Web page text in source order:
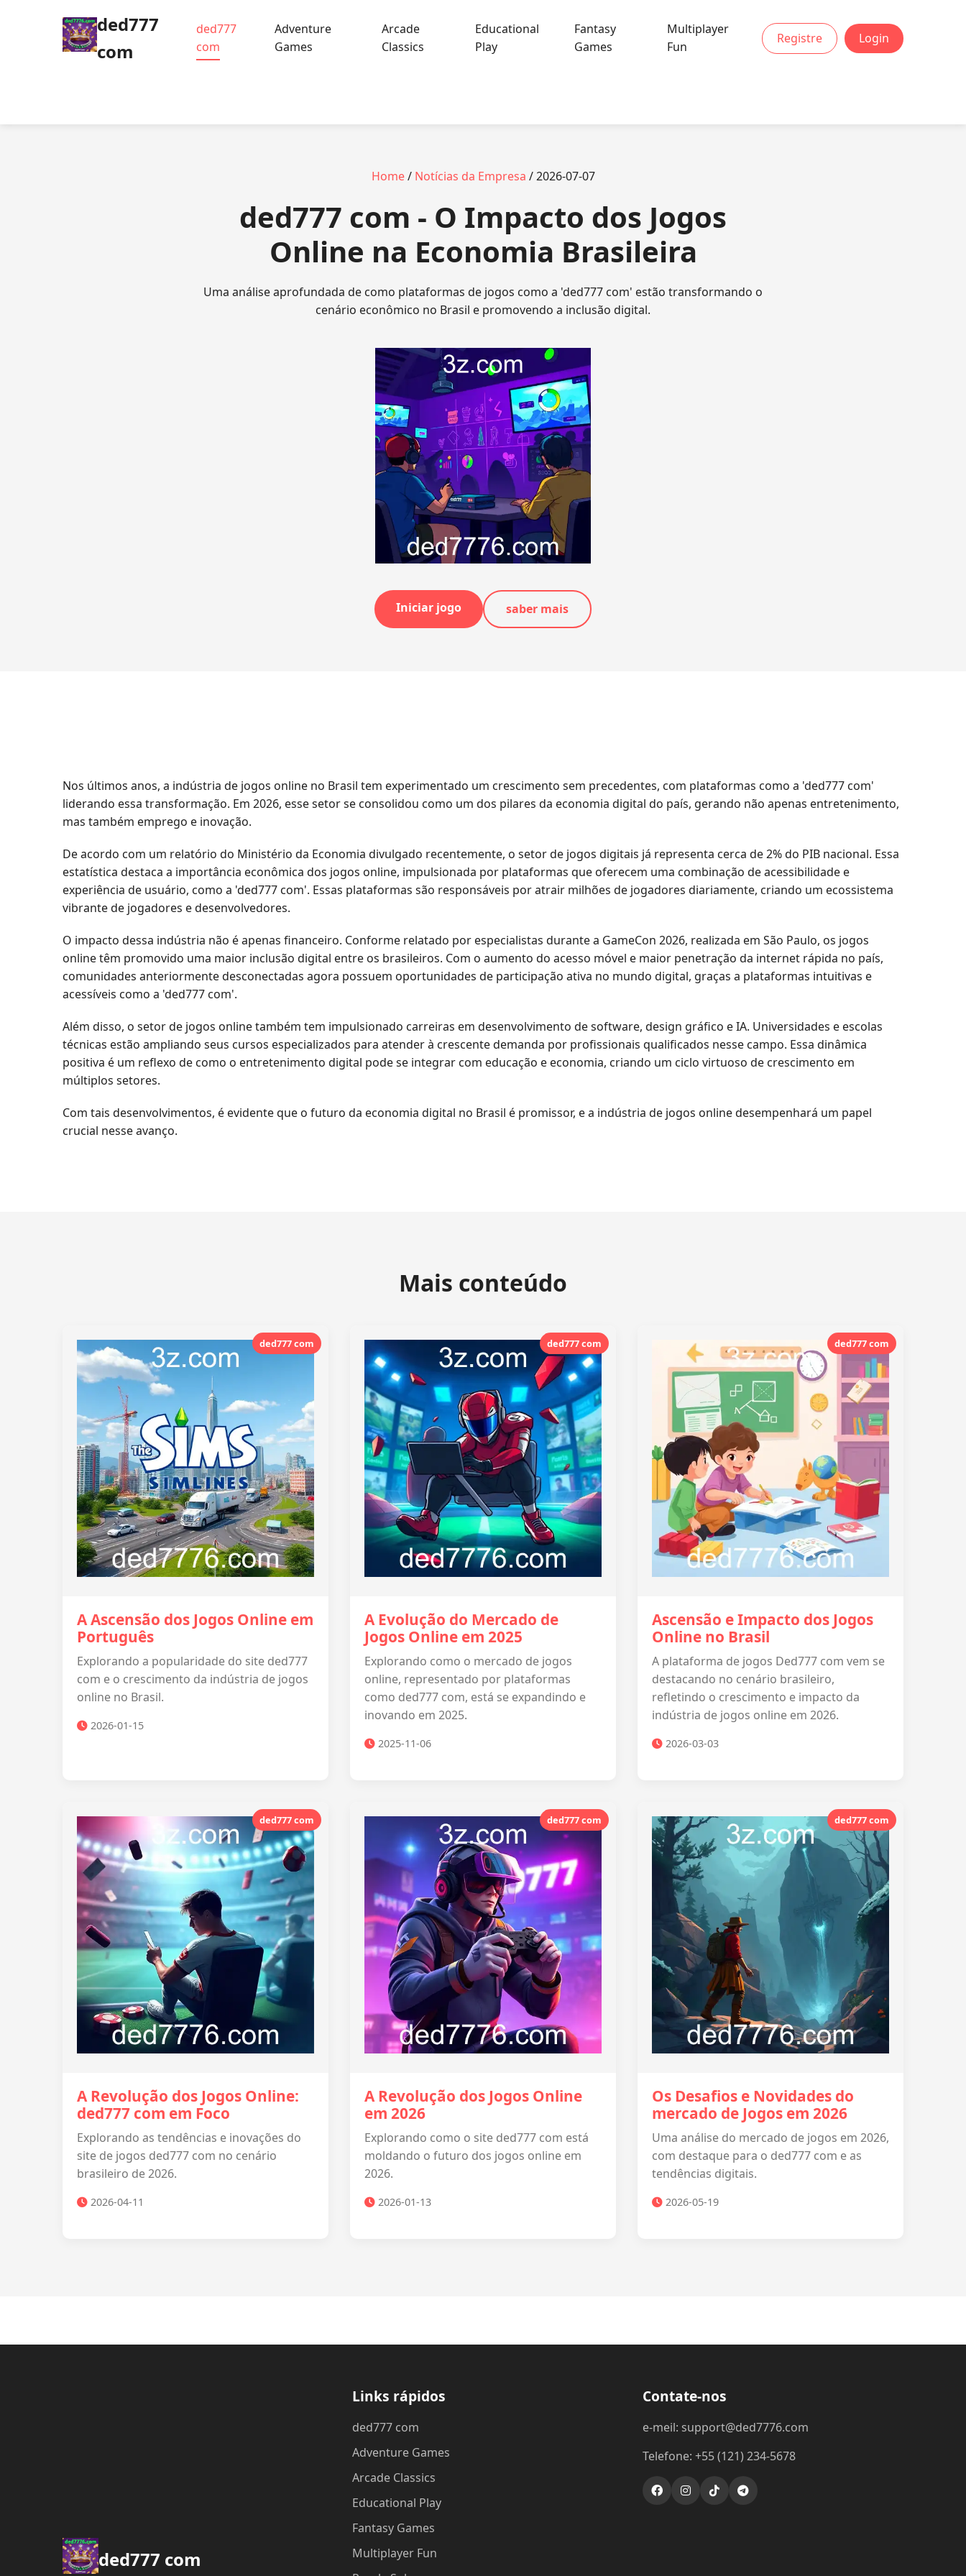
ded777
com
ded777
com
Adventure
Games
Arcade
Classics
Educational
Play
Fantasy
Games
Multiplayer
Fun
Registre Login
Home/ Notícias da Empresa / 2026-07-07
ded777 com - O Impacto dos Jogos
Online na Economia Brasileira
Uma análise aprofundada de como plataformas de jogos como a 'ded777 com' estão transformando o
cenário econômico no Brasil e promovendo a inclusão digital.
Iniciar jogo saber mais
Nos últimos anos, a indústria de jogos online no Brasil tem experimentado um crescimento sem precedentes, com plataformas como a 'ded777 com'
liderando essa transformação. Em 2026, esse setor se consolidou como um dos pilares da economia digital do país, gerando não apenas entretenimento,
mas também emprego e inovação.
De acordo com um relatório do Ministério da Economia divulgado recentemente, o setor de jogos digitais já representa cerca de 2% do PIB nacional. Essa
estatística destaca a importância econômica dos jogos online, impulsionada por plataformas que oferecem uma combinação de acessibilidade e
experiência de usuário, como a 'ded777 com'. Essas plataformas são responsáveis por atrair milhões de jogadores diariamente, criando um ecossistema
vibrante de jogadores e desenvolvedores.
O impacto dessa indústria não é apenas financeiro. Conforme relatado por especialistas durante a GameCon 2026, realizada em São Paulo, os jogos
online têm promovido uma maior inclusão digital entre os brasileiros. Com o aumento do acesso móvel e maior penetração da internet rápida no país,
comunidades anteriormente desconectadas agora possuem oportunidades de participação ativa no mundo digital, graças a plataformas intuitivas e
acessíveis como a 'ded777 com'.
Além disso, o setor de jogos online também tem impulsionado carreiras em desenvolvimento de software, design gráfico e IA. Universidades e escolas
técnicas estão ampliando seus cursos especializados para atender à crescente demanda por profissionais qualificados nesse campo. Essa dinâmica
positiva é um reflexo de como o entretenimento digital pode se integrar com educação e economia, criando um ciclo virtuoso de crescimento em
múltiplos setores.
Com tais desenvolvimentos, é evidente que o futuro da economia digital no Brasil é promissor, e a indústria de jogos online desempenhará um papel
crucial nesse avanço.
Mais conteúdo
ded777 com
A Ascensão dos Jogos Online em
Português
Explorando a popularidade do site ded777
com e o crescimento da indústria de jogos
online no Brasil.
2026-01-15
ded777 com
A Evolução do Mercado de
Jogos Online em 2025
Explorando como o mercado de jogos
online, representado por plataformas
como ded777 com, está se expandindo e
inovando em 2025.
2025-11-06
ded777 com
Ascensão e Impacto dos Jogos
Online no Brasil
A plataforma de jogos Ded777 com vem se
destacando no cenário brasileiro,
refletindo o crescimento e impacto da
indústria de jogos online em 2026.
2026-03-03
ded777 com
A Revolução dos Jogos Online:
ded777 com em Foco
Explorando as tendências e inovações do
site de jogos ded777 com no cenário
brasileiro de 2026.
2026-04-11
ded777 com
A Revolução dos Jogos Online
em 2026
Explorando como o site ded777 com está
moldando o futuro dos jogos online em
2026.
2026-01-13
ded777 com
Os Desafios e Novidades do
mercado de Jogos em 2026
Uma análise do mercado de jogos em 2026,
com destaque para o ded777 com e as
tendências digitais.
2026-05-19
ded777 com
Links rápidos
ded777 com
Adventure Games
Arcade Classics
Educational Play
Fantasy Games
Multiplayer Fun
Contate-nos
e-meil: support@ded7776.com
Telefone: +55 (121) 234-5678